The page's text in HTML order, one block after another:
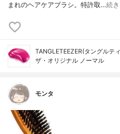
まれのヘアケアブラシ。特許取…続
TANGLETEEZER(タングルテ
ザ・オリジナル ノーマル
モンタ